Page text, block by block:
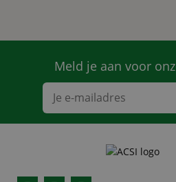
Meld je aan voor